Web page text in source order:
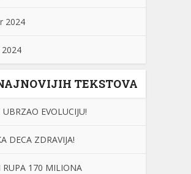
2024
TEKSTOVA
EVOLUCIJU!
DECA ZDRAVIJA!
RUPA 170 MILIONA